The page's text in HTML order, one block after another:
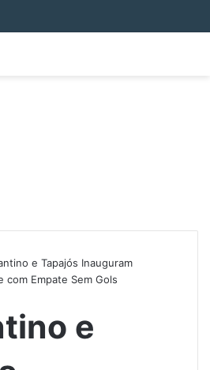
e Tapajós Inauguram
com Empate Sem Gols
e